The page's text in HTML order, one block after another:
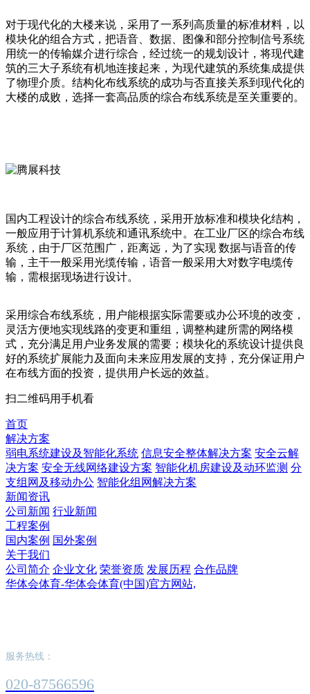
对于现代化的大楼来说，采用了一系列高质量的标准材料，以
模块化的组合方式，把语音、数据、图像和部分控制信号系统
用统一的传输媒介进行综合，经过统一的规划设计，将现代建
筑的三大子系统有机地连接起来，为现代建筑的系统集成提供
了物理介质。结构化布线系统的成功与否直接关系到现代化的
大楼的成败，选择一套高品质的综合布线系统是至关重要的。
国内工程设计的综合布线系统，采用开放标准和模块化结构，
一般应用于计算机系统和通讯系统中。在工业厂区的综合布线
系统，由于厂区范围广，距离远，为了实现 数据与语音的传
输，主干一般采用光缆传输，语音一般采用大对数字电缆传
输，需根据现场进行设计。
采用综合布线系统，用户能根据实际需要或办公环境的改变，
灵活方便地实现线路的变更和重组，调整构建所需的网络模
式，充分满足用户业务发展的需要；模块化的系统设计提供良
好的系统扩展能力及面向未来应用发展的支持，充分保证用户
在布线方面的投资，提供用户长远的效益。
扫二维码用手机看
首页
解决方案
弱电系统建设及智能化系统 信息安全整体解决方案 安全云解
决方案 安全无线网络建设方案 智能化机房建设及动环监测 分
支组网及移动办公 智能化组网解决方案
新闻资讯
公司新闻 行业新闻
工程案例
国内案例 国外案例
关于我们
公司简介 企业文化 荣誉资质 发展历程 合作品牌
华体会体育-华体会体育(中国)官方网站,
服务热线：
020-87566596